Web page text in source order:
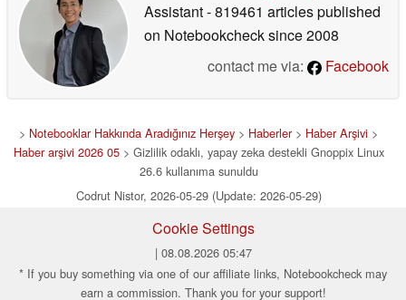
Assistant- 819461 articles published
on Notebookchecksince 2008
contact me via:
Facebook
> Notebooklar Hakkında Aradığınız Herşey > Haberler> Haber Arşivi >
Haber arşivi 2026 05> Gizlilik odaklı, yapay zeka destekli Gnoppix Linux
26.6 kullanıma sunuldu
Codrut Nistor, 2026-05-29 (Update: 2026-05-29)
Cookie Settings
| 08.08.2026 05:47
* If you buy something via one of our affiliate links, Notebookcheck may
earn a commission. Thank you for your support!